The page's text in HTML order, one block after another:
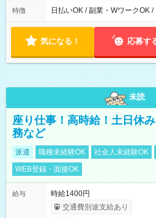
特徴 日払いOK / 副業・WワークOK
気になる！ 応募す
未読
座り仕事！高時給！土日休
務など
派遣 職種未経験OK 社会人未経験OK
WEB登録・面接OK
給与
時給1400円
交通費別途支給あり